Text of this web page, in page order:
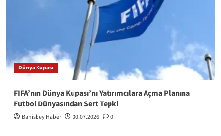
Dünya Kupası
FIFA’nın Dünya Kupası’nı Yatırımcılara Açma Planına
Futbol Dünyasından Sert Tepki
Bahisbey Haber 30.07.2026 0